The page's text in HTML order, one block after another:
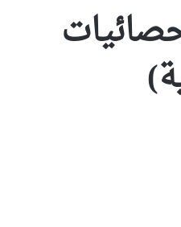
عنيزة 2025؟ إحصائيات